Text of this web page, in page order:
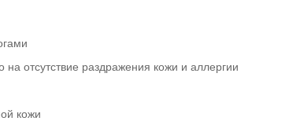
на отсутствие раздражения кожи и аллергии
кожи